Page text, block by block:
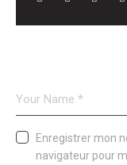
Enregistrer mon
navigateur pour